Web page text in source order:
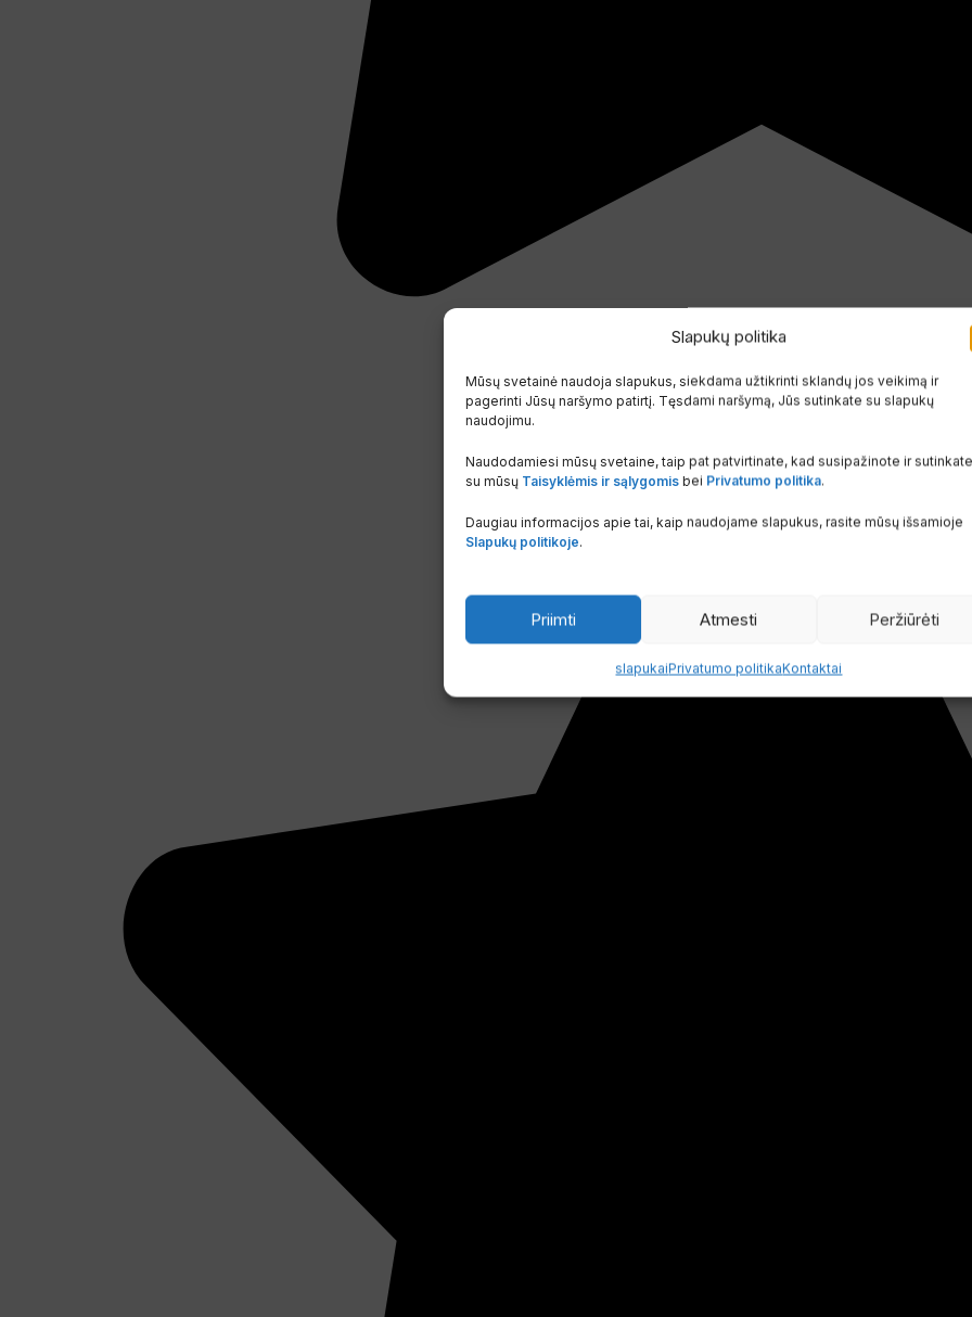
Slapukų politika
Mūsų svetainė naudoja slapukus, siekdama užtikrinti sklandų jos veikimą ir
pagerinti Jūsų naršymo patirtį. Tęsdami naršymą, Jūs sutinkate su slapukų
naudojimu.
Naudodamiesi mūsų svetaine, taip pat patvirtinate, kad susipažinote ir sutinkate
su mūsų Taisyklėmis ir sąlygomis bei Privatumo politika.
Daugiau informacijos apie tai, kaip naudojame slapukus, rasite mūsų išsamioje
Slapukų politikoje.
Priimti Atmesti Peržiūrėti
slapukaiPrivatumo politikaKontaktai